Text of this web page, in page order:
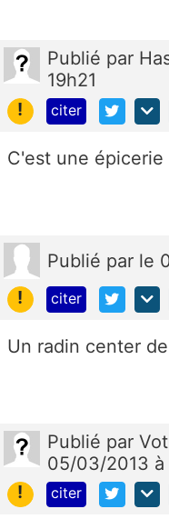
Publié par
19h21
!
citer
C'est une épicerie
Publié par le
!
citer
Un radin center
Publié par
05/03/2013
!
citer